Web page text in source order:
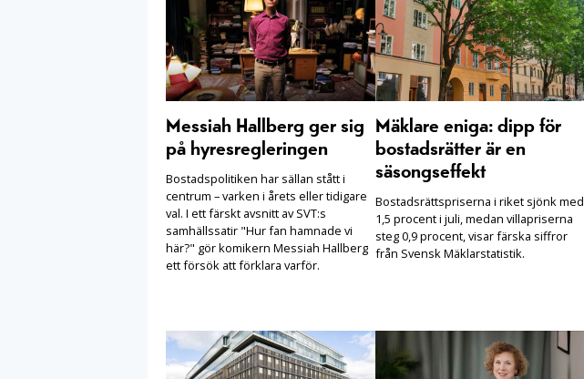
Messiah Hallberg ger sig
på hyresregleringen
Bostadspolitiken har sällan stått i
centrum – varken i årets eller tidigare
val. I ett färskt avsnitt av SVT:s
samhällssatir "Hur fan hamnade vi
här?" gör komikern Messiah Hallberg
ett försök att förklara varför.
Mäklare eniga: dipp för
bostadsrätter är en
säsongseffekt
Bostadsrättspriserna i riket sjönk med
1,5 procent i juli, medan villapriserna
steg 0,9 procent, visar färska siffror
från Svensk Mäklarstatistik.